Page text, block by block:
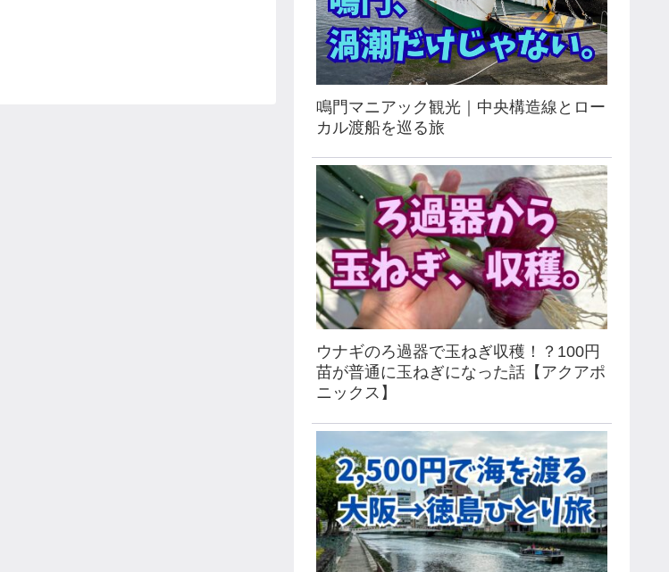
鳴門マニアック観光｜中央構造線とロー
カル渡船を巡る旅
ウナギのろ過器で玉ねぎ収穫！？100円
苗が普通に玉ねぎになった話【アクアポ
ニックス】